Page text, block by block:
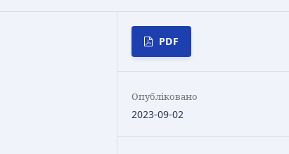
PDF
Опубліковано
2023-09-02